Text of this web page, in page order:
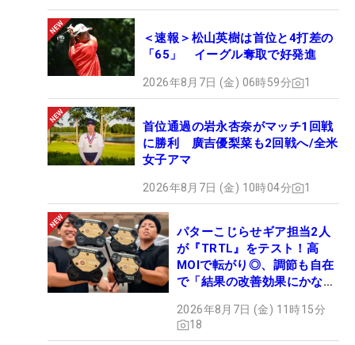
＜速報＞松山英樹は首位と4打差の
「65」 イーグル奪取で好発進
2026年8月7日 (金) 06時59分 1
首位通過の岩永杏奈がマッチ1回戦
に勝利 廣吉優梨菜も2回戦へ/全米
女子アマ
2026年8月7日 (金) 10時04分 1
パターこじらせギア担当2人
が『TRTL』をテスト！高
MOIで転がり◎、調節も自在
で「結果の改善効果にかなり
2026年8月7日 (金) 11時15分
18